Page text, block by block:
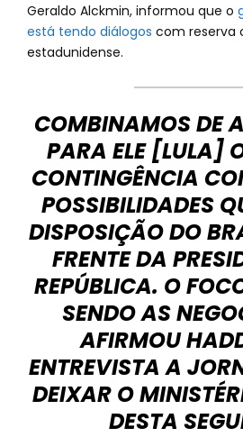
Geraldo Alckmin, informou que o
está tendo diálogos com reserva
estadunidense.
COMBINAMOS DE
PARA ELE [LULA]
CONTINGÊNCIA
POSSIBILIDADES
DISPOSIÇÃO DO
FRENTE DA
REPÚBLICA. O
SENDO AS
AFIRMOU
ENTREVISTA A
DEIXAR O
DESTA